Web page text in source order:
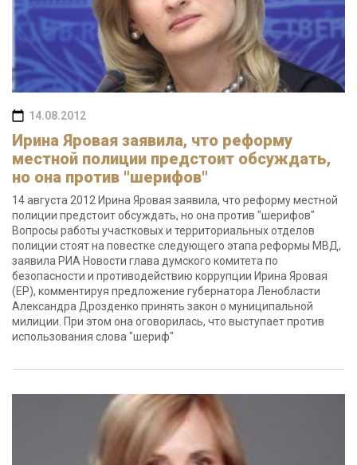
14.08.2012
Ирина Яровая заявила, что реформу
местной полиции предстоит обсуждать,
но она против "шерифов"
14 августа 2012 Ирина Яровая заявила, что реформу местной
полиции предстоит обсуждать, но она против "шерифов"
Вопросы работы участковых и территориальных отделов
полиции стоят на повестке следующего этапа реформы МВД,
заявила РИА Новости глава думского комитета по
безопасности и противодействию коррупции Ирина Яровая
(ЕР), комментируя предложение губернатора Ленобласти
Александра Дрозденко принять закон о муниципальной
милиции. При этом она оговорилась, что выступает против
использования слова "шериф"